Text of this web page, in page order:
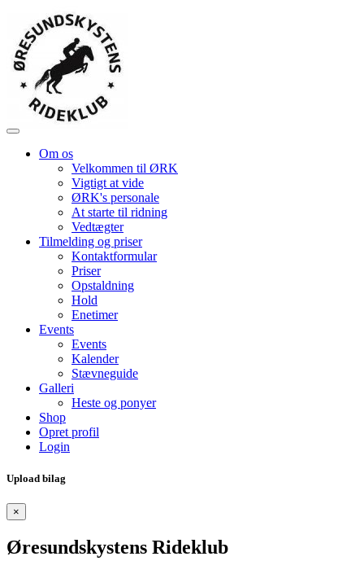
Om os
Velkommen til ØRK
Vigtigt at vide
ØRK's personale
At starte til ridning
Vedtægter
Tilmelding og priser
Kontaktformular
Priser
Opstaldning
Hold
Enetimer
Events
Events
Kalender
Stævneguide
Galleri
Heste og ponyer
Shop
Opret profil
Login
Upload bilag
×
Øresundskystens Rideklub